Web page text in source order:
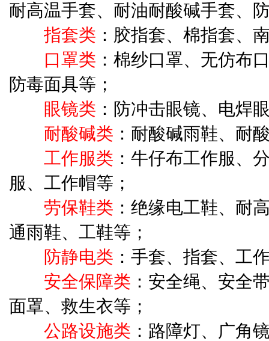
耐高温手套、耐油耐酸碱手套、
指套类 ：胶指套、棉指套、
口罩类 ：棉纱口罩、无仿布
防毒面具等；
眼镜类 ：防冲击眼镜、电焊
耐酸碱类 ：耐酸碱雨鞋、耐
工作服类 ：牛仔布工作服、
服、工作帽等；
劳保鞋类 ：绝缘电工鞋、耐
通雨鞋、工鞋等；
防静电类 ：手套、指套、工
安全保障类 ：安全绳、安全
面罩、救生衣等；
公路设施类 ：路障灯、广角